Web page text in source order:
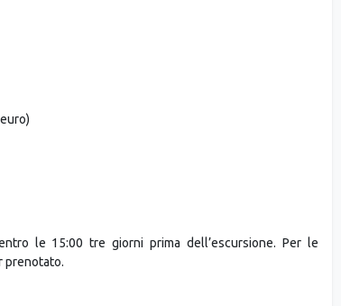
le 15:00 tre giorni prima dell’escursione. Per le
prenotato.